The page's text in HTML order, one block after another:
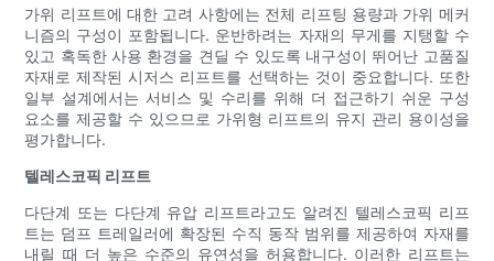
가위 리프트에 대한 고려 사항에는 전체 리프팅 용량과 가위 메커
니즘의 구성이 포함됩니다. 운반하려는 자재의 무게를 지탱할 수
있고 혹독한 사용 환경을 견딜 수 있도록 내구성이 뛰어난 고품질
자재로 제작된 시저스 리프트를 선택하는 것이 중요합니다. 또한
일부 설계에서는 서비스 및 수리를 위해 더 접근하기 쉬운 구성
요소를 제공할 수 있으므로 가위형 리프트의 유지 관리 용이성을
평가합니다.
텔레스코픽 리프트
다단계 또는 다단계 유압 리프트라고도 알려진 텔레스코픽 리프
트는 덤프 트레일러에 확장된 수직 동작 범위를 제공하여 자재를
내릴 때 더 높은 수준의 유연성을 허용합니다. 이러한 리프트는